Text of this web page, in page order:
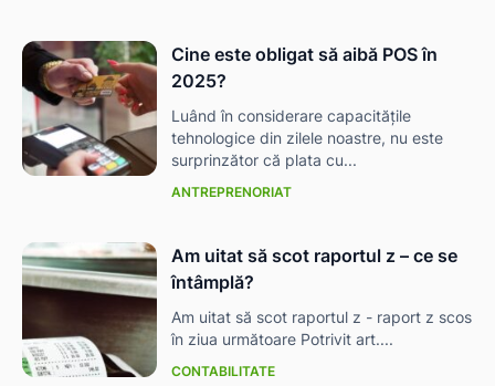
Cine este obligat să aibă POS în
2025?
Luând în considerare capacitățile
tehnologice din zilele noastre, nu este
surprinzător că plata cu...
ANTREPRENORIAT
Am uitat să scot raportul z – ce se
întâmplă?
Am uitat să scot raportul z - raport z scos
în ziua următoare Potrivit art....
CONTABILITATE